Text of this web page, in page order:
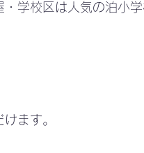
学校区は人気の泊小
ます。